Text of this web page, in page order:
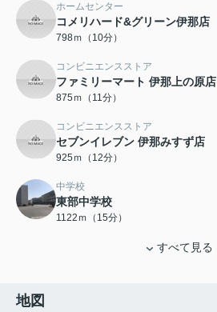
ホームセンター
コメリハード&グリーン伊那店
798ｍ（10分）
コンビニエンスストア
ファミリーマート 伊那上の原店
875ｍ（11分）
コンビニエンスストア
セブンイレブン 伊那みすず店
925ｍ（12分）
中学校
東部中学校
1122ｍ（15分）
すべて見る
地図